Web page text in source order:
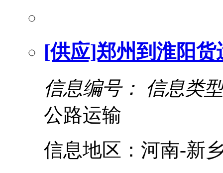
[供应]郑州到淮阳货
信息编号： 信息类
公路运输
信息地区：河南-新